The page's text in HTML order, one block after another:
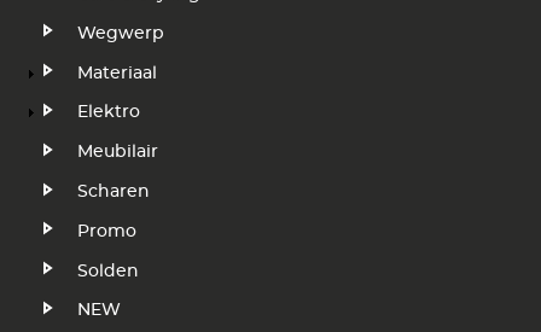
Wegwerp
Materiaal
Elektro
Meubilair
Scharen
Promo
Solden
NEW